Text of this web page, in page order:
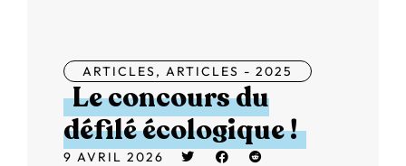
ARTICLES, ARTICLES - 2025
Le concours du
défilé écologique !
9 AVRIL 2026